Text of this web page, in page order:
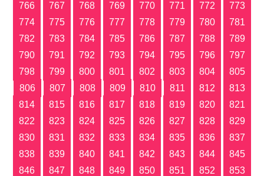
766
767 768 769 770 771 772
773
774
775 776 777 778 779 780
781
782
783 784 785 786 787 788
789
790
791 792 793 794 795 796
797
798
799 800 801 802 803 804
805
806
807 808 809 810 811 812
813
814
815 816 817 818 819 820
821
822
823 824 825 826 827 828
829
830
831 832 833 834 835 836
837
838
839 840 841 842 843 844
845
846
847 848 849 850 851 852
853